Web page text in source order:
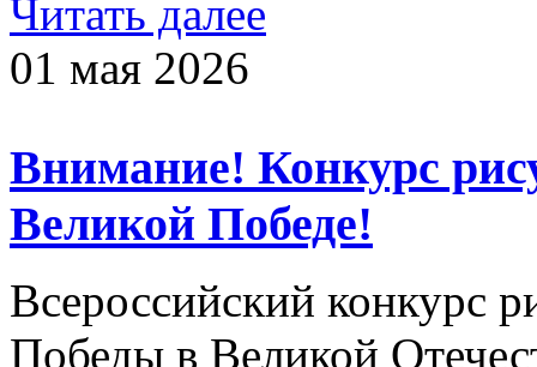
Читать далее
01 мая 2026
Внимание! Конкурс
Великой Победе!
Всероссийский конкурс
Победы в Великой